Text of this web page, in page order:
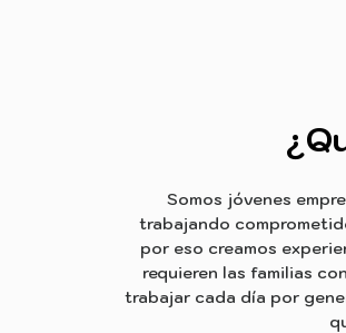
Somos jóvenes
trabajando
por eso creamos
requieren las familias
trabajar cada día por